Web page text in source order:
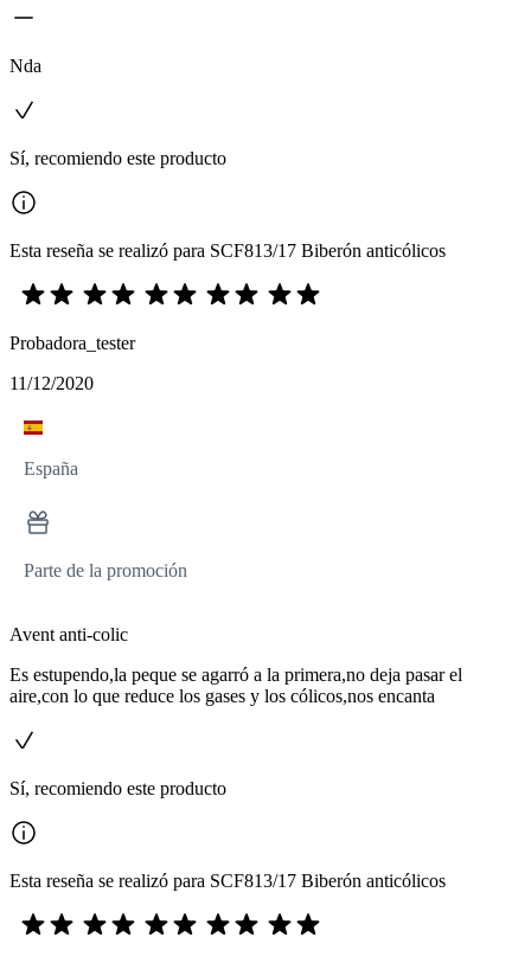
Nda
Sí, recomiendo este producto
Esta reseña se realizó para SCF813/17 Biberón anticólicos
Probadora_tester
11/12/2020
España
Parte de la promoción
Avent anti-colic
Es estupendo,la peque se agarró a la primera,no deja pasar el
aire,con lo que reduce los gases y los cólicos,nos encanta
Sí, recomiendo este producto
Esta reseña se realizó para SCF813/17 Biberón anticólicos